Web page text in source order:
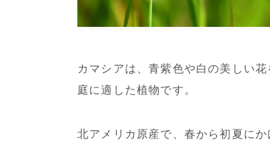
カマシアは、青紫色や白の美しい
庭に適した植物です。
北アメリカ原産で、春から初夏に